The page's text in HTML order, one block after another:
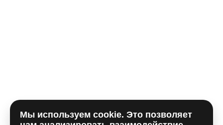
Отправляя форму, вы принимаете политику
Мы используем cookie. Это позволяет